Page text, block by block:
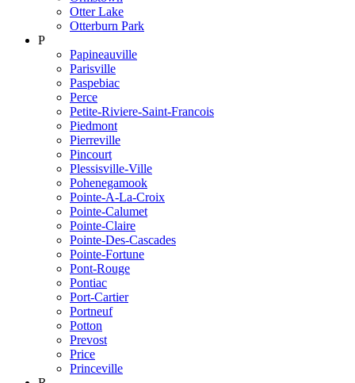
Otter Lake
Otterburn Park
P
Papineauville
Parisville
Paspebiac
Perce
Petite-Riviere-Saint-Francois
Piedmont
Pierreville
Pincourt
Plessisville-Ville
Pohenegamook
Pointe-A-La-Croix
Pointe-Calumet
Pointe-Claire
Pointe-Des-Cascades
Pointe-Fortune
Pont-Rouge
Pontiac
Port-Cartier
Portneuf
Potton
Prevost
Price
Princeville